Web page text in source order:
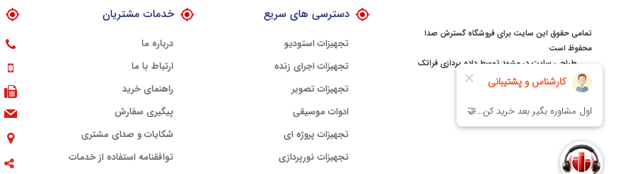
تمامی حقوق این سایت برای فروشگاه گسترش صدا
محفوظ است
طراحی سایت در مشهد توسط داده پردازی فراتک
دسترسی های سریع
تجهیزات استودیو
تجهیزات اجرای زنده
تجهیزات تصویر
ادوات موسیقی
تجهیزات پروژه ای
تجهیزات نورپردازی
خدمات مشتریان
درباره ما
ارتباط با ما
راهنمای خرید
پیگیری سفارش
شکایات و صدای مشتری
توافقنامه استفاده از خدمات